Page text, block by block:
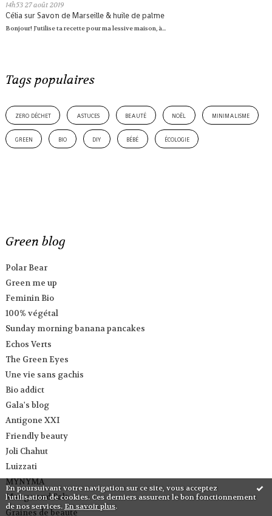
En poursuivant votre navigation sur ce site, vous acceptez
l'utilisation de cookies. Ces derniers assurent le bon fonctionnement
de nos services. En savoir plus.
14h53 27 août 2019
Célia surSavon de Marseille & huile de palme
Bonjour! J'utilise ta recette pour ma lessive maison, à...
Tags populaires
zero déchet astuces beauté noël minimalisme
green bio diy bébé écologie
Green blog
Polar Bear
Green me up
Feminin Bio
100% végétal
Sunday morning banana pancakes
Echos Verts
The Green Eyes
Une vie sans gachis
Bio addict
Gala's blog
Antigone XXI
Friendly beauty
Joli Chahut
Luizzati
MYNYMA
Mango and Salt
Graines de beauté